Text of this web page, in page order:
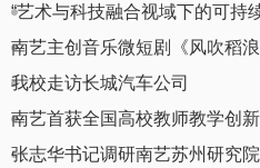
我校走访长城汽车公司
张志华书记调研南艺苏州研究院